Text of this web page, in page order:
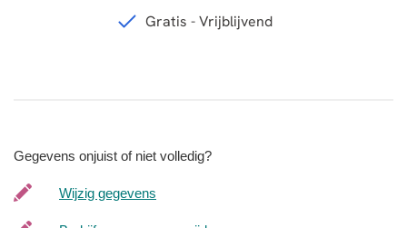
Gegevens onjuist of niet volledig?
Wijzig gegevens